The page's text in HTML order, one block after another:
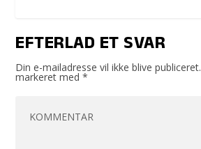
EFTERLAD ET SVAR
Din e-mailadresse vil ikke blive publiceret.
markeret med*